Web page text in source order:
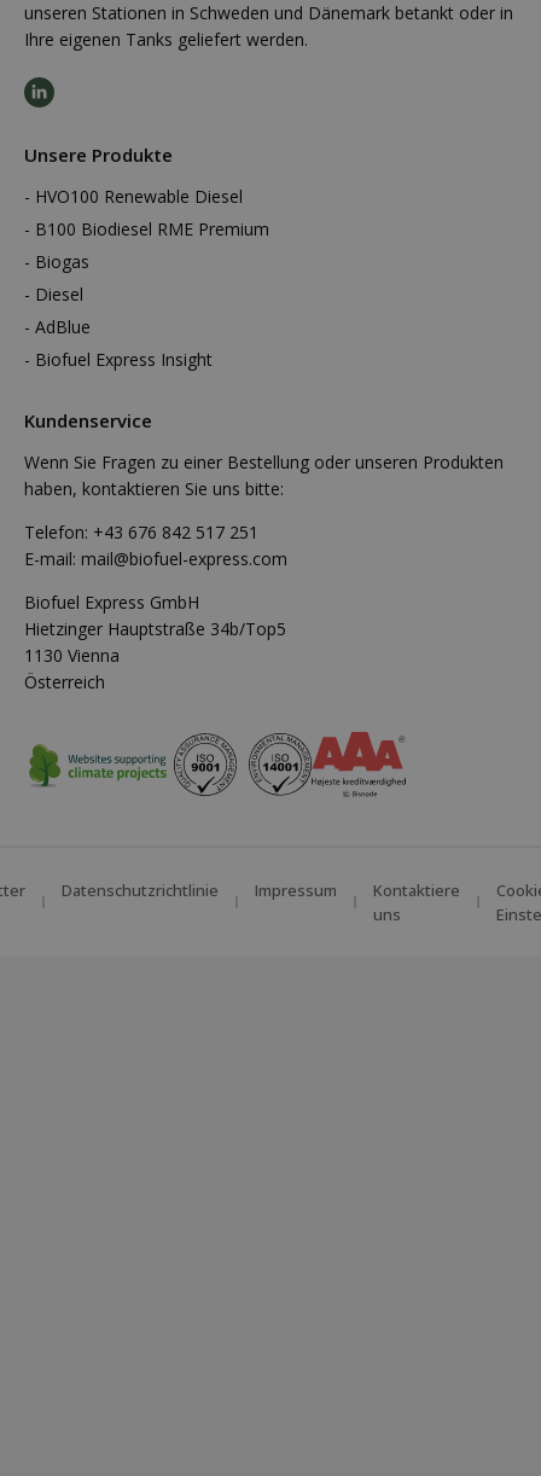
unseren Stationen in Schweden und Dänemark betankt oder in
Ihre eigenen Tanks geliefert werden.
Unsere Produkte
HVO100 Renewable Diesel
B100 Biodiesel RME Premium
Biogas
Diesel
AdBlue
Biofuel Express Insight
Kundenservice
Wenn Sie Fragen zu einer Bestellung oder unseren Produkten
haben, kontaktieren Sie uns bitte:
Telefon: +43 676 842 517 251
E-mail: mail@biofuel-express.com
Biofuel Express GmbH
Hietzinger Hauptstraße 34b/Top5
1130 Vienna
Österreich
Datenschutzrichtlinie Impressum
Kontaktiere
uns